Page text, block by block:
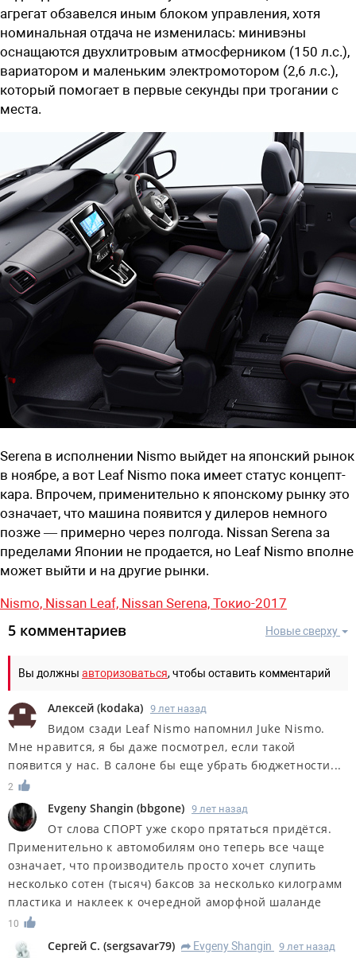
агрегат обзавелся иным блоком управления, хотя
номинальная отдача не изменилась: минивэны
оснащаются двухлитровым атмосферником (150 л.с.),
вариатором и маленьким электромотором (2,6 л.с.),
который помогает в первые секунды при трогании с
места.
Serena в исполнении Nismo выйдет на японский рынок
в ноябре, а вот Leaf Nismo пока имеет статус концепт-
кара. Впрочем, применительно к японскому рынку это
означает, что машина появится у дилеров немного
позже — примерно через полгода. Nissan Serena за
пределами Японии не продается, но Leaf Nismo вполне
может выйти и на другие рынки.
Nismo, Nissan Leaf, Nissan Serena, Токио-2017
Новые сверху
5 комментариев
Вы должны авторизоваться, чтобы оставить комментарий
Алексей (kodaka) 9 лет назад
Видом сзади Leaf Nismo напомнил Juke Nismo.
Мне нравится, я бы даже посмотрел, если такой
появится у нас. В салоне бы еще убрать бюджетности...
2
Evgeny Shangin (bbgone) 9 лет назад
От слова СПОРТ уже скоро прятаться придётся.
Применительно к автомобилям оно теперь все чаще
означает, что производитель просто хочет слупить
несколько сотен (тысяч) баксов за несколько килограмм
пластика и наклеек к очередной аморфной шаланде
10
Сергей С. (sergsavar79) R Evgeny Shangin 9 лет назад